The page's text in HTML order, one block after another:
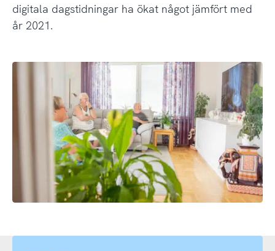
digitala dagstidningar ha ökat något jämfört med
år 2021.